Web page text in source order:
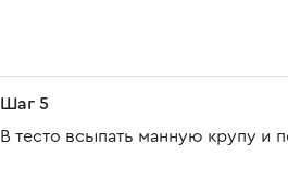
Шаг 5
В тесто всыпать манную крупу и